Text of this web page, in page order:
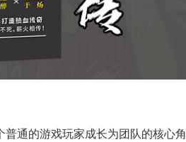
通的游戏玩家成长为团队的核心角